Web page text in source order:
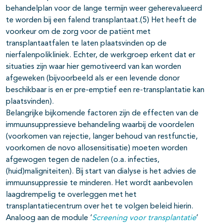
behandelplan voor de lange termijn weer geherevalueerd
te worden bij een falend transplantaat.(5) Het heeft de
voorkeur om de zorg voor de patiënt met
transplantaatfalen te laten plaatsvinden op de
nierfalenpolikliniek. Echter, de werkgroep erkent dat er
situaties zijn waar hier gemotiveerd van kan worden
afgeweken (bijvoorbeeld als er een levende donor
beschikbaar is en er pre-emptief een re-transplantatie kan
plaatsvinden).
Belangrijke bijkomende factoren zijn de effecten van de
immuunsuppressieve behandeling waarbij de voordelen
(voorkomen van rejectie, langer behoud van restfunctie,
voorkomen de novo allosensitisatie) moeten worden
afgewogen tegen de nadelen (o.a. infecties,
(huid)maligniteiten). Bij start van dialyse is het advies de
immuunsuppressie te minderen. Het wordt aanbevolen
laagdrempelig te overleggen met het
transplantatiecentrum over het te volgen beleid hierin.
Analoog aan de module ‘Screening voor transplantatie’